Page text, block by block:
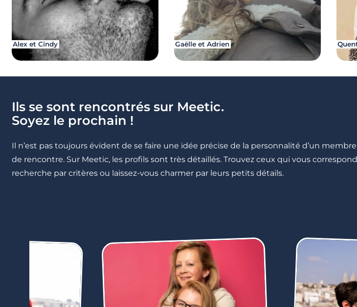
Alex et Cindy Gaëlle et Adrien
Ils se sont rencontrés sur Meetic.
Soyez le prochain !
Il n’est pas toujours évident de se faire une idée précise de la personnalité d’un
de rencontre. Sur Meetic, les profils sont très détaillés. Trouvez ceux qui vous
recherche par critères ou laissez-vous charmer par leurs petits détails.